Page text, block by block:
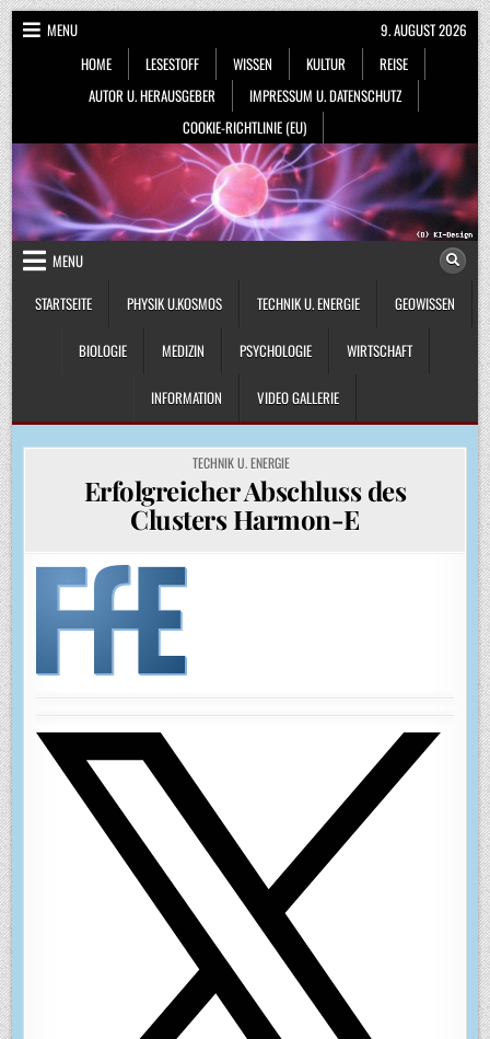
Skip
to
content
MENU
HOME
LESESTOFF WISSEN KULTUR
REISE
AUTOR U. HERAUSGEBER
IMPRESSUM U. DATENSCHUTZ
COOKIE-RICHTLINIE (EU)
9. AUGUST 2026
MENU
STARTSEITE
PHYSIK U.KOSMOS TECHNIK U. ENERGIE GEOWISSEN
BIOLOGIE MEDIZIN PSYCHOLOGIE WIRTSCHAFT
INFORMATION VIDEO GALLERIE
POSTED
IN
TECHNIK U. ENERGIE
Erfolgreicher Abschluss des
Clusters Harmon-E